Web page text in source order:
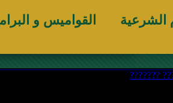
الشرعية القواميس و